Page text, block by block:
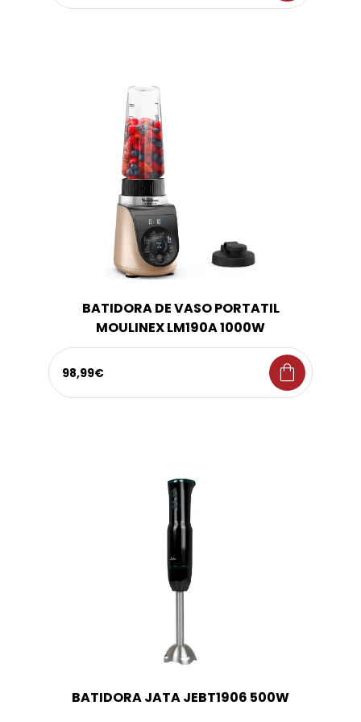
BATIDORA DE VASO PORTATIL
MOULINEX LM190A 1000W
98,99€ shopping_bag
BATIDORA JATA JEBT1906 500W